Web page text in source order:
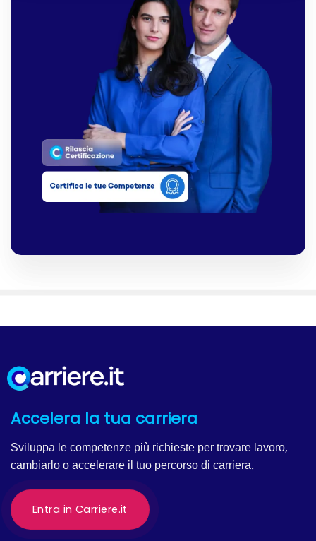
Accelera la tua carriera
Sviluppa le competenze più richieste per trovare lavoro,
cambiarlo o accelerare il tuo percorso di carriera.
Entra in Carriere.it